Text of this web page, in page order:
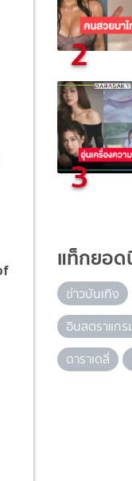
2
3
แท็กยอ
ข่าวบันเทิง
อินสตราแกร
ดาราเดลี่